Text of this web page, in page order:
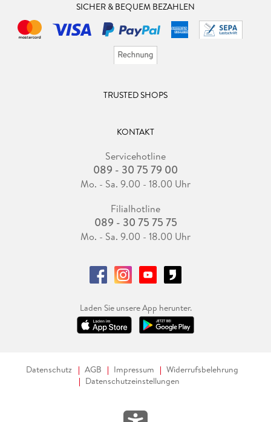
SICHER & BEQUEM BEZAHLEN
TRUSTED SHOPS
KONTAKT
Servicehotline
089 - 30 75 79 00
Mo. - Sa. 9.00 - 18.00 Uhr
Filialhotline
089 - 30 75 75 75
Mo. - Sa. 9.00 - 18.00 Uhr
Laden Sie unsere App herunter.
Datenschutz AGB Impressum
Widerrufsbelehrung
Datenschutzeinstellungen